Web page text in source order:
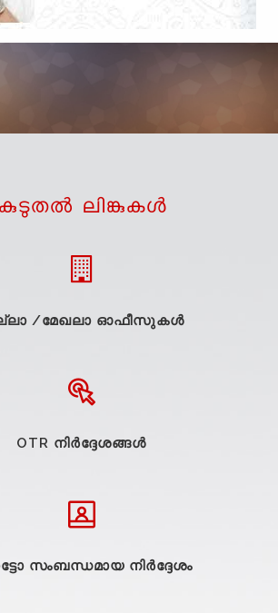
കുടുതല്‍ ലിങ്കുകള്‍
/മേഖലാ ഓഫീസുകള്‍
OTR നിർദ്ദേശങ്ങൾ
സംബന്ധമായ നിർദ്ദേശം